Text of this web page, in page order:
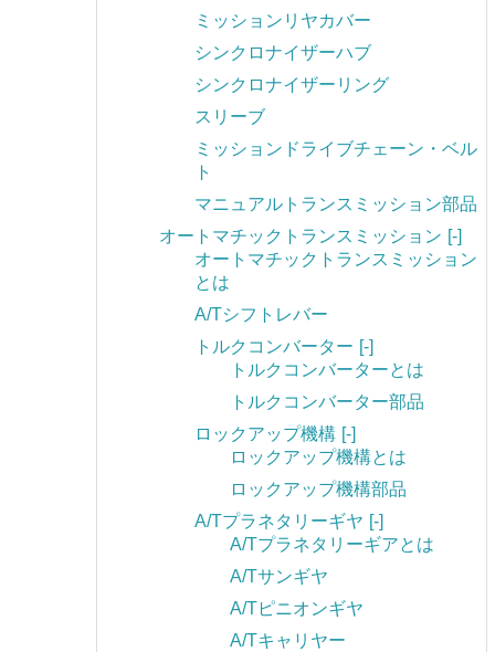
ミッションリヤカバー
シンクロナイザーハブ
シンクロナイザーリング
スリーブ
ミッションドライブチェーン・ベル
ト
マニュアルトランスミッション部品
オートマチックトランスミッション [-]
オートマチックトランスミッション
とは
A/Tシフトレバー
トルクコンバーター [-]
トルクコンバーターとは
トルクコンバーター部品
ロックアップ機構 [-]
ロックアップ機構とは
ロックアップ機構部品
A/Tプラネタリーギヤ [-]
A/Tプラネタリーギアとは
A/Tサンギヤ
A/Tピニオンギヤ
A/Tキャリヤー